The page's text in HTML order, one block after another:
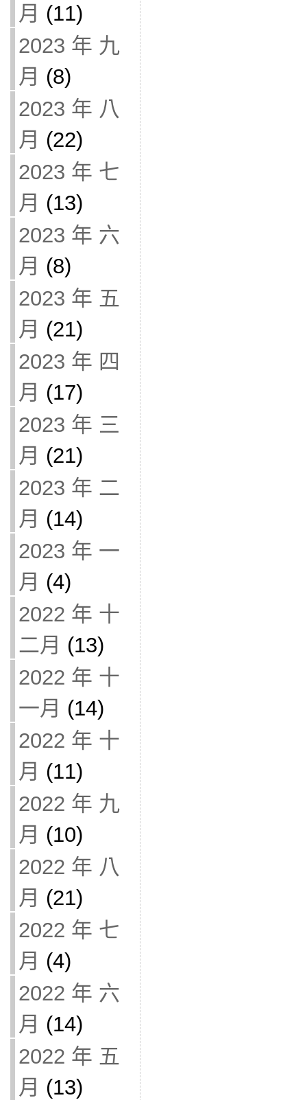
月 (11)
2023 年 九
月 (8)
2023 年 八
月 (22)
2023 年 七
月 (13)
2023 年 六
月 (8)
2023 年 五
月 (21)
2023 年 四
月 (17)
2023 年 三
月 (21)
2023 年 二
月 (14)
2023 年 一
月 (4)
2022 年 十
二月 (13)
2022 年 十
一月 (14)
2022 年 十
月 (11)
2022 年 九
月 (10)
2022 年 八
月 (21)
2022 年 七
月 (4)
2022 年 六
月 (14)
2022 年 五
月 (13)